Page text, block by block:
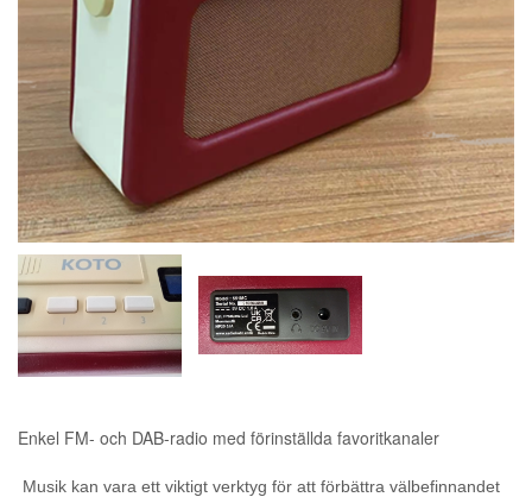
KONTAKT FAVORITER
Enkel FM- och DAB-radio med förinställda favoritkanaler
Musik kan vara ett viktigt verktyg för att förbättra välbefinnandet